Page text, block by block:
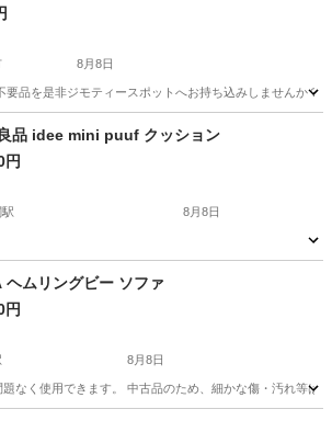
8月8日
を是非ジモティースポットへお持ち込みしませんか？
家具品 idee mini puuf クッション
円
8月8日
ソファ
ヘムリングビー ソファ
円
8月8日
なく使用できます。 中古品のため、細かな傷・汚れ等